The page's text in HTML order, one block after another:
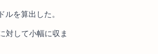
を算出した。
対して小幅に収ま